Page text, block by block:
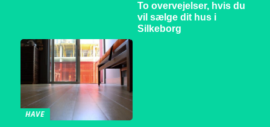
To overvejelser, hvis du
vil sælge dit hus i
Silkeborg
HAVE